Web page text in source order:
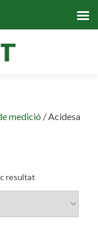
medició / Acidesa
resultat